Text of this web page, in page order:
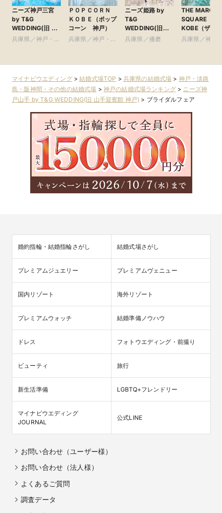
ニーズ神戸三宮
by T&G
WEDDING(旧 ベ
イサイド迎賓館
兵庫県／神戸・淡
ＰＯＰＣＯＲＮ
ＫＯＢＥ（ポップ
コーン 神戸）
兵庫県／神戸・淡
ニーズ姫路 by
T&G
WEDDING(旧
アーヴェリール迎
兵庫県／播磨
THE MARCUS
SQUARE
KOBE（ザマ
ススクエアコ
兵庫県／神戸
マイナビウエディング>結婚式場TOP > 兵庫県の結婚式場 > 神戸・淡路
島・阪神間・その他の結婚式場 > 神戸の結婚式場ランキング> ニーズ神
戸山手 by T&G WEDDING(旧 山手迎賓館 神戸) > ブライダルフェア
婚約指輪・結婚指輪さがし 結婚式場さがし
プレミアムジュエリー プレミアムヴェニュー
国内リゾート 海外リゾート
プレミアムウォッチ 結婚準備ノウハウ
ドレス フォトウエディング・前撮り
ビューティ 旅行
新生活準備 LGBTQ+フレンドリー
マイナビウエディング
JOURNAL
公式LINE
お問い合わせ（ユーザー様）
お問い合わせ（法人様）
よくあるご質問
調査データ